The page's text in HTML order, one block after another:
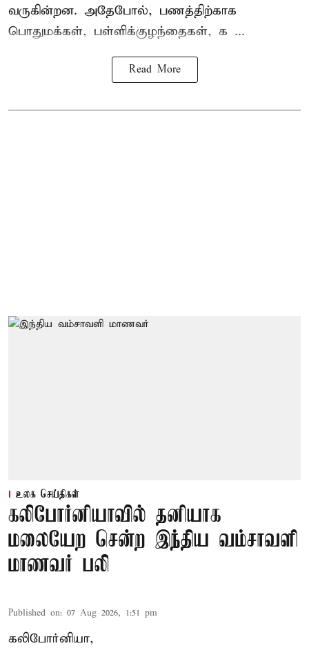
வருகின்றன. அதேபோல், பணத்திற்காக
பொதுமக்கள், பள்ளிக்குழந்தைகள், க ...
Read More
உலக செய்திகள்
கலிபோர்னியாவில் தனியாக
மலையேற சென்ற இந்திய வம்சாவளி
மாணவர் பலி
Published on: 07 Aug 2026, 1:51 pm
கலிபோர்னியா,